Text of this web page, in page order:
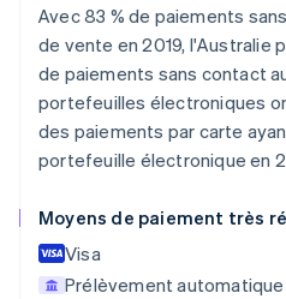
Avec 83 % de paiements
de vente en 2019, l'Australie
de paiements sans contact
portefeuilles électroniques
des paiements par carte
portefeuille électronique en
Moyens de paiement très
Visa
Prélèvement automatique
Australie
English
Autriche
Deutsch English
Belgique
NederlandsFrançaisDeutsch
Brésil
Bulgarie
English
Canada
English Français